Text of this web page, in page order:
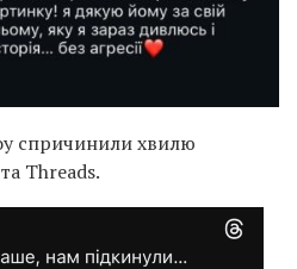
спричинили хвилю
Threads.